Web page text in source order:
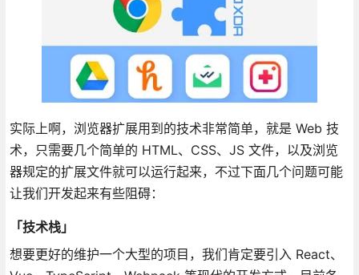
实际上啊，浏览器扩展用到的技术非常简单，就是 Web 技
术，只需要几个简单的 HTML、CSS、JS 文件，以及浏览
器规定的扩展文件就可以运行起来，不过下面几个问题可能
让我们开发起来有些阻碍：
「技术栈」
想要更好的维护一个大型的项目，我们肯定要引入 React、